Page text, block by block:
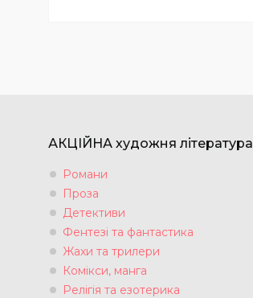
АКЦІЙНА художня література
Романи
Проза
Детективи
Фентезі та фантастика
Жахи та трилери
Комікси, манга
Релігія та езотерика